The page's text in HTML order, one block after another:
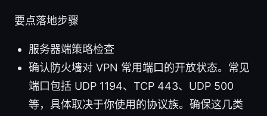
要点落地步骤
服务器端策略检查
确认防火墙对 VPN 常用端口的开放状态。常见
端口包括 UDP 1194、TCP 443、UDP 500
等，具体取决于你使用的协议族。确保这几类